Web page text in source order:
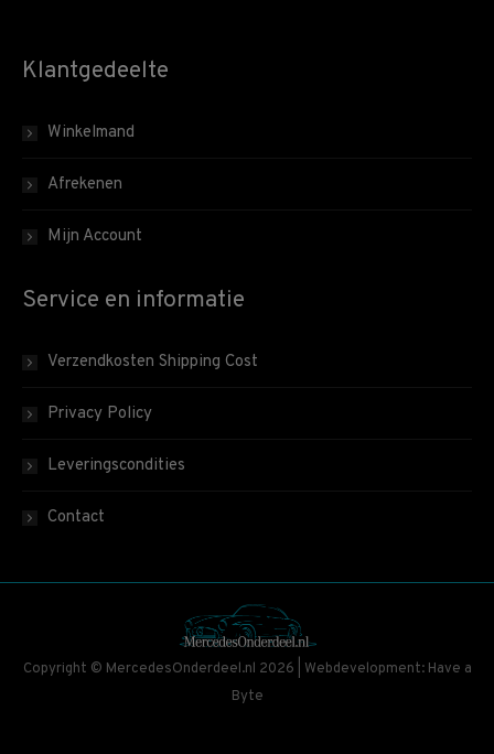
Klantgedeelte
Winkelmand
Afrekenen
Mijn Account
Service en informatie
Verzendkosten Shipping Cost
Privacy Policy
Leveringscondities
Contact
Copyright © MercedesOnderdeel.nl 2026 | Webdevelopment: Have a
Byte